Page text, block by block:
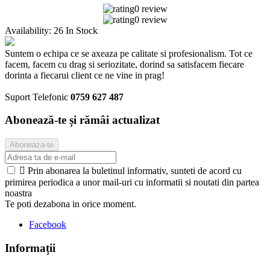
0 review
0 review
Availability: 26 In Stock
Suntem o echipa ce se axeaza pe calitate si profesionalism. Tot ce
facem, facem cu drag si seriozitate, dorind sa satisfacem fiecare
dorinta a fiecarui client ce ne vine in prag!
Suport Telefonic 0759 627 487
Abonează-te și rămâi actualizat
 Prin abonarea la buletinul informativ, sunteti de acord cu
primirea periodica a unor mail-uri cu informatii si noutati din partea
noastra
Te poti dezabona in orice moment.
Facebook
Informații